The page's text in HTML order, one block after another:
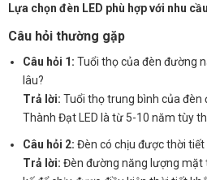
Lựa chọn đèn LED phù hợp với nhu
Câu hỏi thường gặp
Câu hỏi 1: Tuổi thọ của đèn đường
lâu?
Trả lời: Tuổi thọ trung bình của
Thành Đạt LED là từ 5-10 năm tùy
Câu hỏi 2: Đèn có chịu được thời
Trả lời: Đèn đường năng lượng mặt